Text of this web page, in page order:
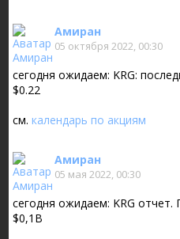
Амиран
05 октября 2022, 00:30
сегодня ожидаем: KRG:
$0.22
см.календарь по акциям
Амиран
05 мая 2022, 00:30
сегодня ожидаем: KRG отчет.
$0,1B